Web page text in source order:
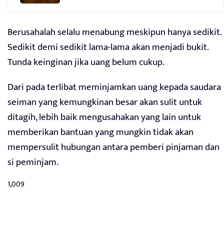
Berusahalah selalu menabung meskipun hanya sedikit.
Sedikit demi sedikit lama-lama akan menjadi bukit.
Tunda keinginan jika uang belum cukup.
Dari pada terlibat meminjamkan uang kepada saudara
seiman yang kemungkinan besar akan sulit untuk
ditagih, lebih baik mengusahakan yang lain untuk
memberikan bantuan yang mungkin tidak akan
mempersulit hubungan antara pemberi pinjaman dan
si peminjam.
1,009